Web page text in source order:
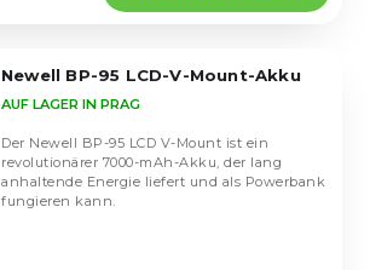
Newell BP-95 LCD-V-Mount-Akku
AUF LAGER IN PRAG
Der Newell BP-95 LCD V-Mount ist ein
revolutionärer 7000-mAh-Akku, der lang
anhaltende Energie liefert und als Powerbank
fungieren kann.